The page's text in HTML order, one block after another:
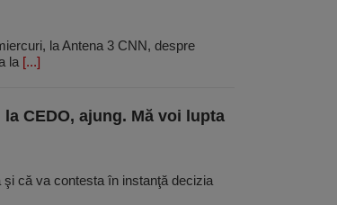
la Antena 3 CNN, despre
la [...]
CEDO, ajung. Mă voi lupta
că va contesta în instanţă decizia